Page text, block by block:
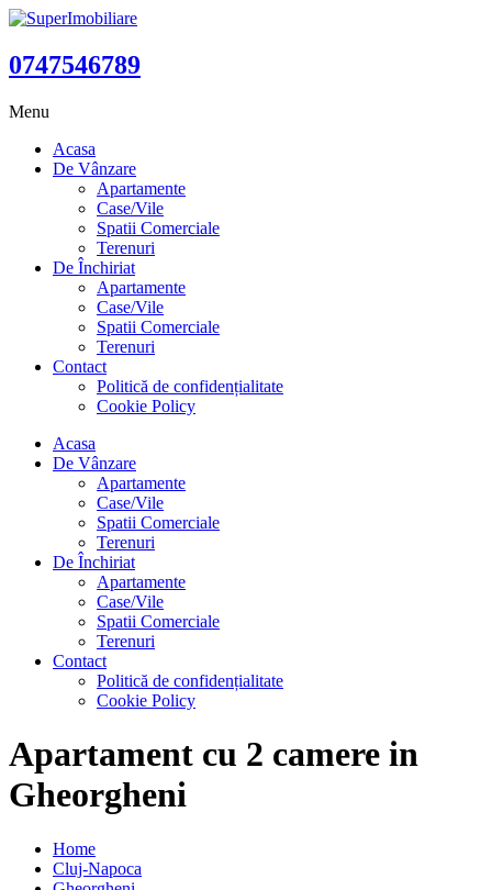
0747546789
Menu
Acasa
De Vânzare
Apartamente
Case/Vile
Spatii Comerciale
Terenuri
De Închiriat
Apartamente
Case/Vile
Spatii Comerciale
Terenuri
Contact
Politică de confidențialitate
Cookie Policy
Acasa
De Vânzare
Apartamente
Case/Vile
Spatii Comerciale
Terenuri
De Închiriat
Apartamente
Case/Vile
Spatii Comerciale
Terenuri
Contact
Politică de confidențialitate
Cookie Policy
Apartament cu 2 camere in
Gheorgheni
Home
Cluj-Napoca